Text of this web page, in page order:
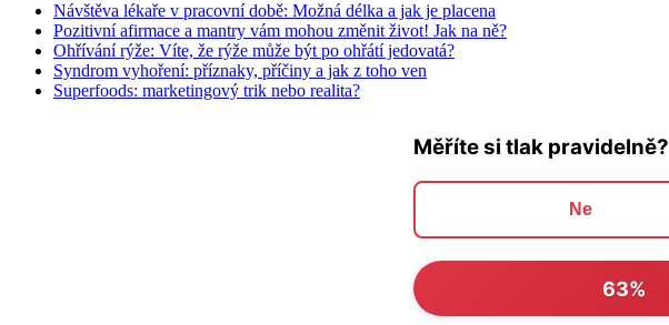
Návštěva lékaře v pracovní době: Možná délka a jak je placena
Pozitivní afirmace a mantry vám mohou změnit život! Jak na ně?
Ohřívání rýže: Víte, že rýže může být po ohřátí jedovatá?
Syndrom vyhoření: příznaky, příčiny a jak z toho ven
Superfoods: marketingový trik nebo realita?
Měříte si tlak pravidelně?
Ne
63%